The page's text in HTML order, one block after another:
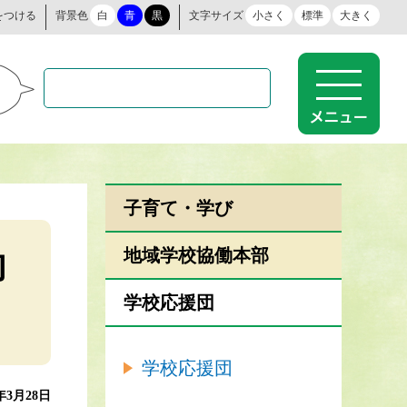
つける 背景色 白 青 黒 文字サイズ 小さく 標準 大きく
3月28日
子育て・学び
地域学校協働本部
学校応援団
学校応援団